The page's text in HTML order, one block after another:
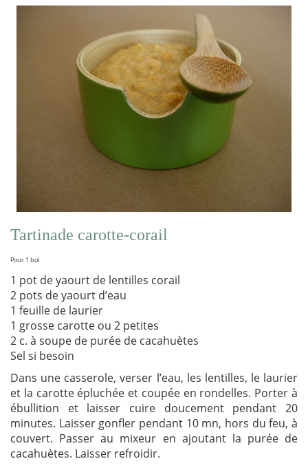
Tartinade carotte-corail
Pour 1 bol
1 pot de yaourt de lentilles corail
2 pots de yaourt d’eau
1 feuille de laurier
1 grosse carotte ou 2 petites
2 c. à soupe de purée de cacahuètes
Sel si besoin
Dans une casserole, verser l’eau, les lentilles, le laurier
et la carotte épluchée et coupée en rondelles. Porter à
ébullition et laisser cuire doucement pendant 20
minutes. Laisser gonfler pendant 10 mn, hors du feu, à
couvert. Passer au mixeur en ajoutant la purée de
cacahuètes. Laisser refroidir.